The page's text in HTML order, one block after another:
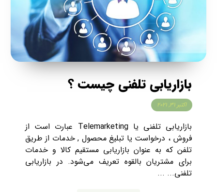
بازاریابی تلفنی چیست ؟
اکتبر ۳۱, ۲۰۲۱
بازاریابی تلفنی یا Telemarketing عبارت است از
فروش ، درخواست یا تبلیغ محصول , خدمات از طریق
تلفن که به عنوان بازاریابی مستقیم کالا و خدمات
برای مشتریان بالقوه تعریف می‌شود. در بازاریابی
تلفنی... ...